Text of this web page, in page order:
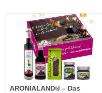
ARONIALAND® – Das